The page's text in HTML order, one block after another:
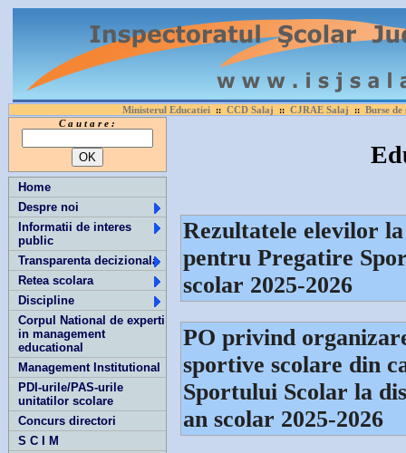
Ministerul Educatiei :: CCD Salaj :: CJRAE Salaj :: Burse
C a u t a r e :
Home
Despre noi
Informatii de interes
public
Transparenta decizionala
Retea scolara
Discipline
Corpul National de experti
in management
educational
Management Institutional
PDI-urile/PAS-urile
unitatilor scolare
Concurs directori
S C I M
Rezultatele elevilor
pentru Pregatire
scolar 2025-2026
PO privind
sportive scolare din
Sportului Scolar la
an scolar 2025-2026